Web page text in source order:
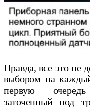
Правда, все это не
выбором на
первую
заточенный под